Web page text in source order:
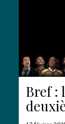
Bref :